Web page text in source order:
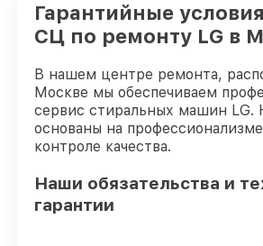
Гарантийные
СЦ по ремонту LG в
В нашем центре ремонта,
Москве мы обеспечиваем
сервис стиральных машин LG.
основаны на
контроле качества.
Наши обязательства и
гарантии